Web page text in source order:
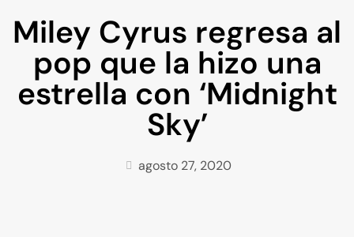
Miley Cyrus regresa al
pop que la hizo una
estrella con ‘Midnight
Sky’
agosto 27, 2020